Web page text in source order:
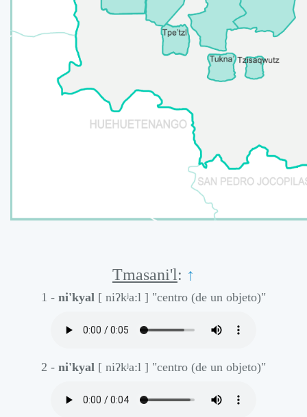
Tmasani'l: ↑
1 - ni'kyal [ niʔkʲa:l ] "centro (de un objeto)"
2 - ni'kyal [ niʔkʲa:l ] "centro (de un objeto)"